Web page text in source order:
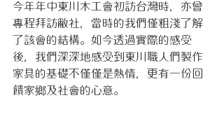
今年年中東川木工會初訪台灣時，亦曾
專程拜訪敝社，當時的我們僅粗淺了解
了該會的結構。如今透過實際的感受
後，我們深深地感受到東川職人們製作
家具的基礎不僅僅是熱情，更有一份回
饋家鄉及社會的心意。